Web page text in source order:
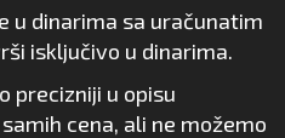
u dinarima sa uračunatim
isključivo u dinarima.
precizniji u opisu
cena, ali ne možemo